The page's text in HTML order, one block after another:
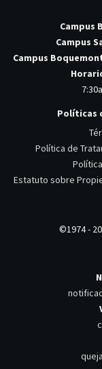
Campus
Campus
Campus
Políticas
Política de
Estatuto sobre
©1974 -